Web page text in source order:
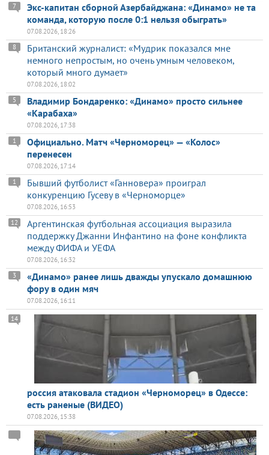
Экс-капитан сборной Азербайджана: «Динамо» не та
команда, которую после 0:1 нельзя обыграть»
7
07.08.2026, 18:26
Британский журналист: «Мудрик показался мне
немного непростым, но очень умным человеком,
который много думает»
8
07.08.2026, 18:02
Владимир Бондаренко: «Динамо» просто сильнее
«Карабаха»
5
07.08.2026, 17:38
Официально. Матч «Черноморец» — «Колос»
перенесен
1
07.08.2026, 17:14
Бывший футболист «Ганновера» проиграл
конкуренцию Гусеву в «Черноморце»
1
07.08.2026, 16:53
Аргентинская футбольная ассоциация выразила
поддержку Джанни Инфантино на фоне конфликта
между ФИФА и УЕФА
12
07.08.2026, 16:32
«Динамо» ранее лишь дважды упускало домашнюю
фору в один мяч
3
07.08.2026, 16:11
россия атаковала стадион «Черноморец» в Одессе:
есть раненые (ВИДЕО)
14
07.08.2026, 15:38